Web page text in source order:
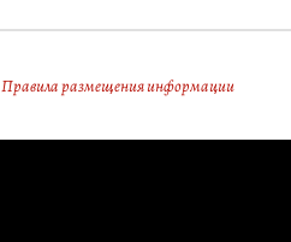
Правила размещения информации